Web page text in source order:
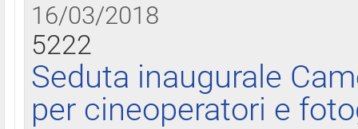
16/03/2018
5222
Seduta inaugurale
per cineoperatori e